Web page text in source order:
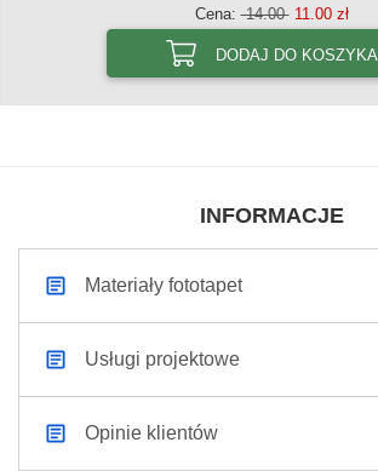
Cena:14.0011.00 zł
DODAJ DO KOSZYKA
INFORMACJE
Materiały fototapet
Usługi projektowe
Opinie klientów